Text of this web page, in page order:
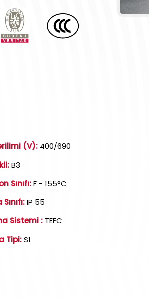
(V):400/690
B3
Sınıfı:F - 155°C
IP 55
Sistemi :TEFC
Tipi:S1